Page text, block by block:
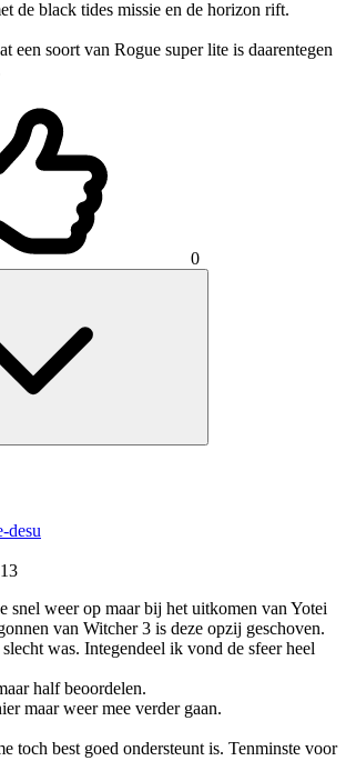
de black tides missie en de horizon rift.
een soort van Rogue super lite is daarentegen
0
desu
snel weer op maar bij het uitkomen van Yotei
van Witcher 3 is deze opzij geschoven.
was. Integendeel ik vond de sfeer heel
half beoordelen.
maar weer mee verder gaan.
toch best goed ondersteunt is. Tenminste voor